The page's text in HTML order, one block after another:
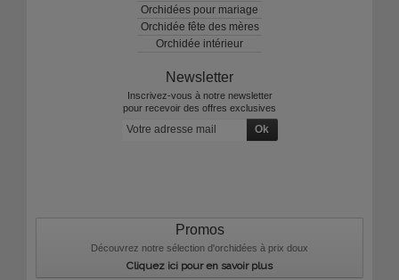
Orchidées pour mariage
Orchidée fête des mères
Orchidée intérieur
Newsletter
Inscrivez-vous à notre newsletter
pour recevoir des offres exclusives
Promos
Découvrez notre sélection d'orchidées à prix doux
Cliquez ici pour en savoir plus